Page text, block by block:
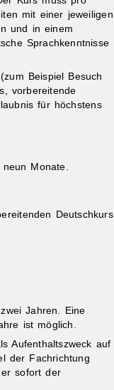
mit einer jeweiligen
und in einem
Sprachkenntnisse
Beispiel Besuch
vorbereitende
für höchstens
Monate.
Deutschkurs
Jahren. Eine
ist möglich.
Aufenthaltszweck auf
der Fachrichtung
sofort der